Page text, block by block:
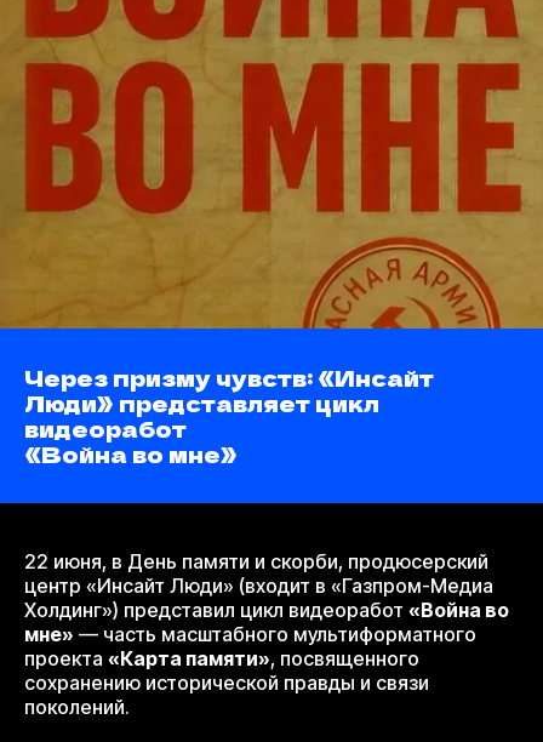
Через призму чувств: «Инсайт
Люди» представляет цикл
видеоработ
«Война во мне»
22 июня, в День памяти и скорби, продюсерский
центр «Инсайт Люди» (входит в «Газпром-Медиа
Холдинг») представил цикл видеоработ «Война во
мне» — часть масштабного мультиформатного
проекта «Карта памяти», посвященного
сохранению исторической правды и связи
поколений.